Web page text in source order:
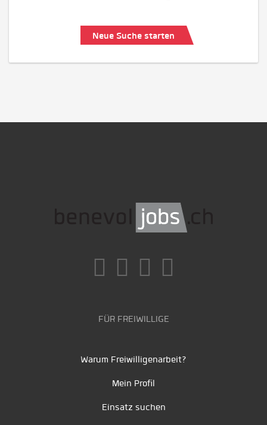
Neue Suche starten
FÜR FREIWILLIGE
Warum Freiwilligenarbeit?
Mein Profil
Einsatz suchen